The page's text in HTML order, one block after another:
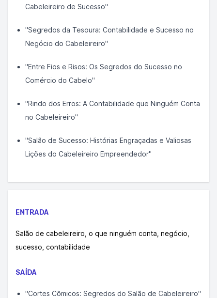
Cabeleireiro de Sucesso"
"Segredos da Tesoura: Contabilidade e Sucesso no
Negócio do Cabeleireiro"
"Entre Fios e Risos: Os Segredos do Sucesso no
Comércio do Cabelo"
"Rindo dos Erros: A Contabilidade que Ninguém Conta
no Cabeleireiro"
"Salão de Sucesso: Histórias Engraçadas e Valiosas
Lições do Cabeleireiro Empreendedor"
ENTRADA
Salão de cabeleireiro, o que ninguém conta, negócio,
sucesso, contabilidade
SAÍDA
"Cortes Cômicos: Segredos do Salão de Cabeleireiro"